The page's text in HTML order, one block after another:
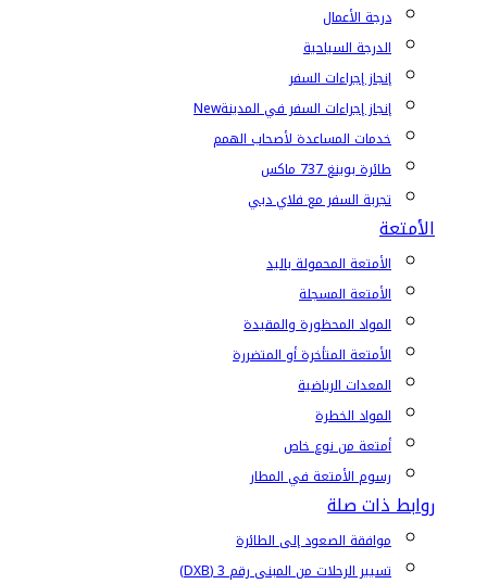
درجة الأعمال
الدرجة السياحية
إنجاز إجراءات السفر
إنجاز إجراءات السفر في المدينةNew
خدمات المساعدة لأصحاب الهمم
طائرة بوينغ 737 ماكس
تجربة السفر مع فلاي دبي
الأمتعة
الأمتعة المحمولة باليد
الأمتعة المسجلة
المواد المحظورة والمقيدة
الأمتعة المتأخرة أو المتضررة
المعدات الرياضية
المواد الخطرة
أمتعة من نوع خاص
رسوم الأمتعة في المطار
روابط ذات صلة
موافقة الصعود إلى الطائرة
تسيير الرحلات من المبنى رقم 3 (DXB)